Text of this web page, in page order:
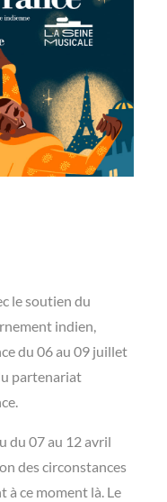
le soutien du
indien,
du 06 au 09 juillet
partenariat
du 07 au 12 avril
des circonstances
ce moment là. Le